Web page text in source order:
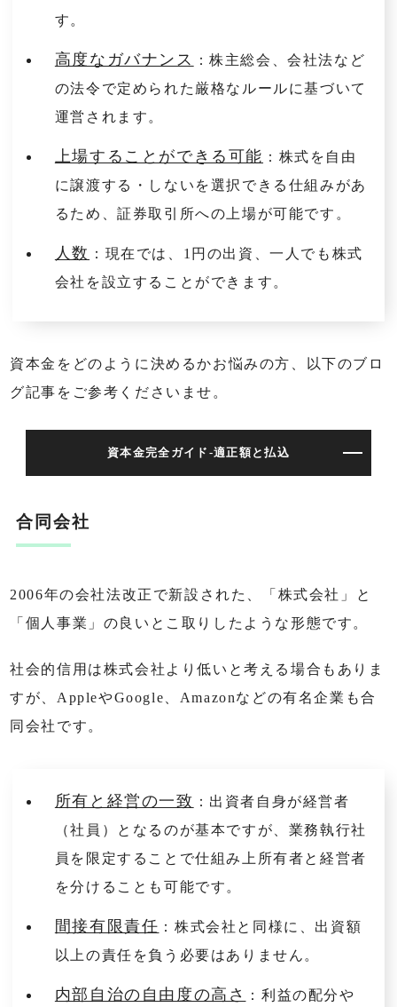
す。
高度なガバナンス
：株主総会、会社法など
の法令で定められた厳格なルールに基づいて
運営されます。
上場することができる可能 ：株式を自由
に譲渡する・しないを選択できる仕組みがあ
るため、証券取引所への上場が可能です。
人数 ：現在では、1円の出資、一人でも株式
会社を設立することができます。
資本金をどのように決めるかお悩みの方、以下のブロ
グ記事をご参考くださいませ。
資本金完全ガイド-適正額と払込
合同会社
2006年の会社法改正で新設された、「株式会社」と
「個人事業」の良いとこ取りしたような形態です。
社会的信用は株式会社より低いと考える場合もありま
すが、AppleやGoogle、Amazonなどの有名企業も合
同会社です。
所有と経営の一致 ：出資者自身が経営者
（社員）となるのが基本ですが、業務執行社
員を限定することで仕組み上所有者と経営者
を分けることも可能です。
間接有限責任 ：株式会社と同様に、出資額
以上の責任を負う必要はありません。
内部自治の自由度の高さ ：利益の配分や